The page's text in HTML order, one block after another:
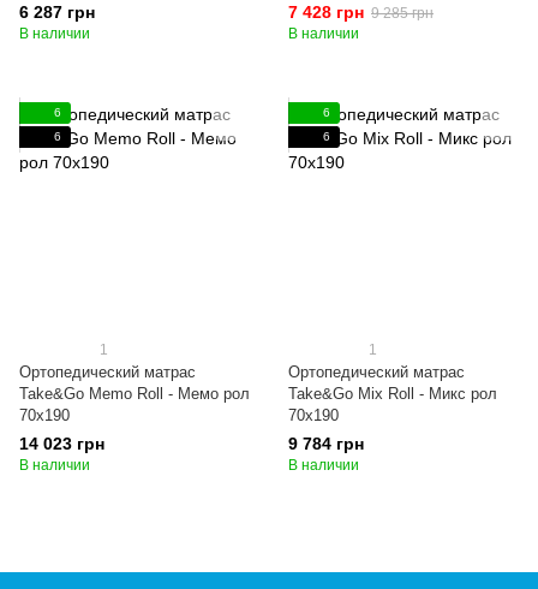
6 287 грн
В наличии
7 428 грн 9 285 грн
В наличии
6
6
1
Ортопедический матрас
Take&Go Memo Roll - Мемо рол
70x190
14 023 грн
В наличии
6
6
1
Ортопедический матрас
Take&Go Mix Roll - Микс рол
70x190
9 784 грн
В наличии